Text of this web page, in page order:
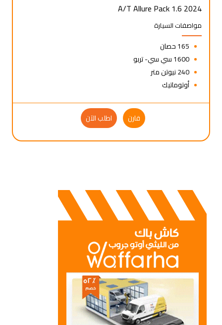
2024 1.6 A/T Allure Pack
مواصفات السيارة
165 حصان
1600 سي سي- تربو
240 نيوتن متر
أوتوماتيك
قارن اطلب الآن